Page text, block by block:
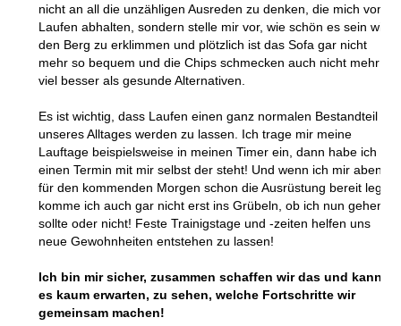
nicht an all die unzähligen Ausreden zu denken, die mich vom
Laufen abhalten, sondern stelle mir vor, wie schön es sein wird,
den Berg zu erklimmen und plötzlich ist das Sofa gar nicht
mehr so bequem und die Chips schmecken auch nicht mehr so
viel besser als gesunde Alternativen.
Es ist wichtig, dass Laufen einen ganz normalen Bestandteil
unseres Alltages werden zu lassen. Ich trage mir meine
Lauftage beispielsweise in meinen Timer ein, dann habe ich
einen Termin mit mir selbst der steht! Und wenn ich mir abends
für den kommenden Morgen schon die Ausrüstung bereit lege,
komme ich auch gar nicht erst ins Grübeln, ob ich nun gehen
sollte oder nicht! Feste Trainigstage und -zeiten helfen uns
neue Gewohnheiten entstehen zu lassen!
Ich bin mir sicher, zusammen schaffen wir das und kann
es kaum erwarten, zu sehen, welche Fortschritte wir
gemeinsam machen!